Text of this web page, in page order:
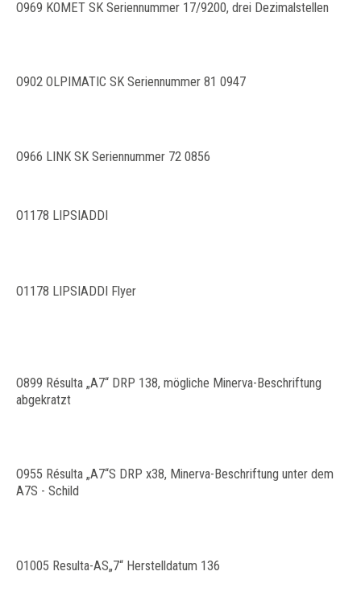
O969 KOMET SK Seriennummer 17/9200, drei Dezimalstellen
O902 OLPIMATIC SK Seriennummer 81 0947
O966 LINK SK Seriennummer 72 0856
O1178 LIPSIADDI
O1178 LIPSIADDI Flyer
O899 Résulta „A7“ DRP 138, mögliche Minerva-Beschriftung
abgekratzt
O955 Résulta „A7“S DRP x38, Minerva-Beschriftung unter dem
A7S - Schild
O1005 Resulta-AS„7“ Herstelldatum 136